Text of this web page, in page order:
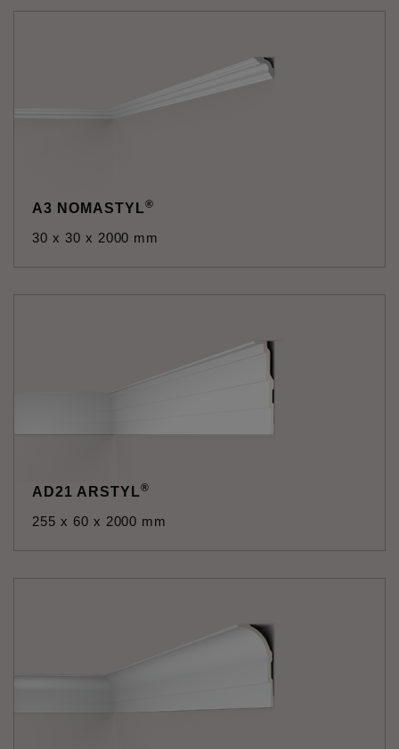
A3 NOMASTYL®
30 x 30 x 2000 mm
AD21 ARSTYL®
255 x 60 x 2000 mm